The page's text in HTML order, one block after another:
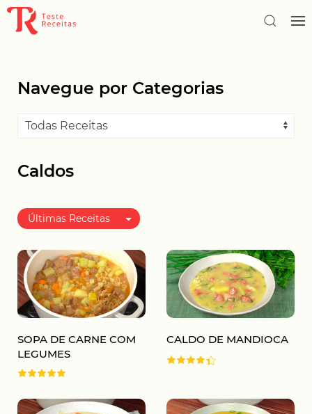
Navegue por Categorias
Caldos
Últimas Receitas
Mais populares
SOPA DE CARNE COM
LEGUMES
CALDO DE MANDIOCA